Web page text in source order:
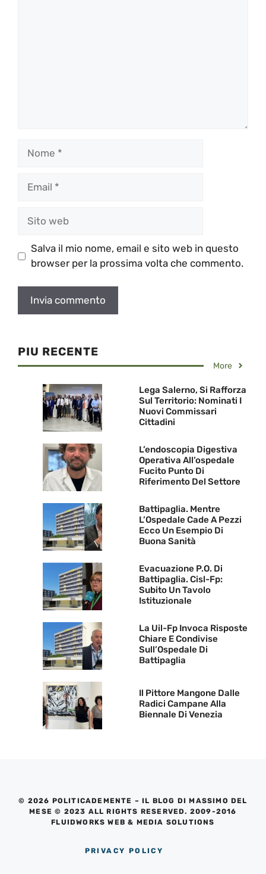
Salva il mio nome, email e sito web in questo
browser per la prossima volta che commento.
PIU RECENTE
More
Lega Salerno, Si Rafforza
Sul Territorio: Nominati I
Nuovi Commissari
Cittadini
L’endoscopia Digestiva
Operativa All’ospedale
Fucito Punto Di
Riferimento Del Settore
Battipaglia. Mentre
L’Ospedale Cade A Pezzi
Ecco Un Esempio Di
Buona Sanità
Evacuazione P.O. Di
Battipaglia. Cisl-Fp:
Subito Un Tavolo
Istituzionale
La Uil-Fp Invoca Risposte
Chiare E Condivise
Sull’Ospedale Di
Battipaglia
Il Pittore Mangone Dalle
Radici Campane Alla
Biennale Di Venezia
© 2026 POLITICADEMENTE – IL BLOG DI MASSIMO DEL
MESE © 2023 ALL RIGHTS RESERVED. 2009-2016
FLUIDWORKS WEB & MEDIA SOLUTIONS
PRIVACY POLICY